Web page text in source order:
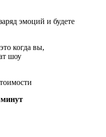
эмоций и будете
когда вы,
шоу
минут